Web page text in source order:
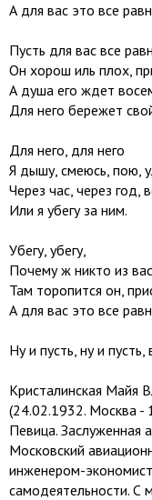
А для вас это все
Пусть для вас все
Он хорош иль плох,
А душа его ждет
Для него бережет
Для него, для него
Я дышу, смеюсь, пою,
Через час, через год,
Или я убегу за ним.
Убегу, убегу,
Почему ж никто из
Там торопится он,
А для вас это все
Ну и пусть, ну и пусть,
Кристалинская Майя
(24.02.1932. Москва -
Певица. Заслуженная
Московский
инженером-
самодеятельности.